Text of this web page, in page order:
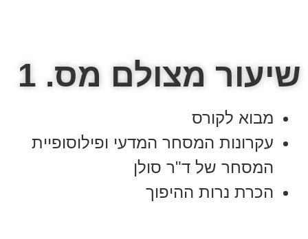
שיעור מצולם מס. 1
מבוא לקורס
עקרונות המסחר המדעי ופילוסופיית
המסחר של ד"ר סולן
הכרת נרות ההיפוך